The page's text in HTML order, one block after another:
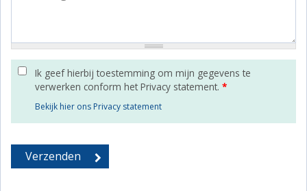
Ik geef hierbij toestemming om mijn gegevens te
verwerken conform het Privacy statement. *
Bekijk hier ons Privacy statement